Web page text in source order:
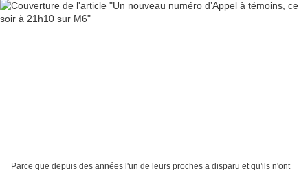
Parce que depuis des années l'un de leurs proches a disparu et qu'ils n'ont